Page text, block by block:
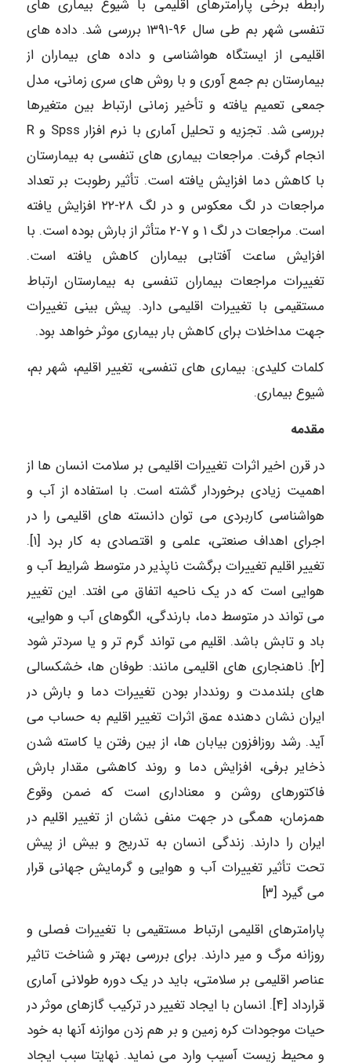
رابطه برخی پارامترهای اقلیمی با شیوع بیماری های
تنفسی شهر بم طی سال ۹۶-۱۳۹۱ بررسی شد. داده های
اقلیمی از ایستگاه هواشناسی و داده های بیماران از
بیمارستان بم جمع آوری و با روش های سری زمانی، مدل
جمعی تعمیم یافته و تأخیر زمانی ارتباط بین متغیرها
بررسی شد. تجزیه و تحلیل آماری با نرم افزار Spss و R
انجام گرفت. مراجعات بیماری های تنفسی به بیمارستان
با کاهش دما افزایش یافته است. تأثیر رطوبت بر تعداد
مراجعات در لگ معکوس و در لگ ۲۸-۲۲ افزایش یافته
است. مراجعات در لگ ۱ و ۷-۲ متأثر از بارش بوده است. با
افزایش ساعت آفتابی بیماران کاهش یافته است.
تغییرات مراجعات بیماران تنفسی به بیمارستان ارتباط
مستقیمی با تغییرات اقلیمی دارد. پیش بینی تغییرات
جهت مداخلات برای کاهش بار بیماری موثر خواهد بود.
کلمات کلیدی: بیماری های تنفسی، تغییر اقلیم، شهر بم،
شیوع بیماری.
مقدمه
در قرن اخیر اثرات تغییرات اقلیمی بر سلامت انسان ها از
اهمیت زیادی برخوردار گشته است. با استفاده از آب و
هواشناسی کاربردی می توان دانسته های اقلیمی را در
اجرای اهداف صنعتی، علمی و اقتصادی به کار برد [۱].
تغییر اقلیم تغییرات برگشت ناپذیر در متوسط شرایط آب و
هوایی است که در یک ناحیه اتفاق می افتد. این تغییر
می تواند در متوسط دما، بارندگی، الگوهای آب و هوایی،
باد و تابش باشد. اقلیم می تواند گرم تر و یا سردتر شود
[۲]. ناهنجاری های اقلیمی مانند: طوفان ها، خشکسالی
های بلندمدت و رونددار بودن تغییرات دما و بارش در
ایران نشان دهنده عمق اثرات تغییر اقلیم به حساب می
آید. رشد روزافزون بیابان ها، از بین رفتن یا کاسته شدن
ذخایر برفی، افزایش دما و روند کاهشی مقدار بارش
فاکتورهای روشن و معناداری است که ضمن وقوع
همزمان، همگی در جهت منفی نشان از تغییر اقلیم در
ایران را دارند. زندگی انسان به تدریج و بیش از پیش
تحت تأثیر تغییرات آب و هوایی و گرمایش جهانی قرار
می گیرد [۳]
پارامترهای اقلیمی ارتباط مستقیمی با تغییرات فصلی و
روزانه مرگ و میر دارند. برای بررسی بهتر و شناخت تاثیر
عناصر اقلیمی بر سلامتی، باید در یک دوره طولانی آماری
قرارداد [۴]. انسان با ایجاد تغییر در ترکیب گازهای موثر در
حیات موجودات کره زمین و بر هم زدن موازنه آنها به خود
و محیط زیست آسیب وارد می نماید. نهایتا سبب ایجاد